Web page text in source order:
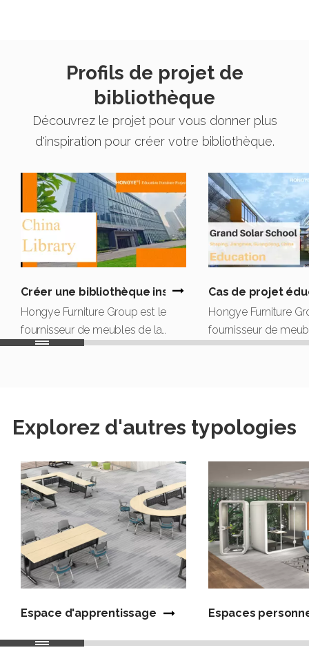
Profils de projet de
bibliothèque
Découvrez le projet pour vous donner plus
d'inspiration pour créer votre bibliothèque.
Créer une bibliothèque inspirante pour l'école -
Hongye Furniture Group est le
fournisseur de meubles de la
Grand Solar School.La
la nouvelle école a ouvert
comme prévu.
Cas de projet
Hongye Furniture
fournisseur de
Grand Solar
nouvelle école a
prévu.
Explorez d'autres typologies
Espace d'apprentissage Espaces